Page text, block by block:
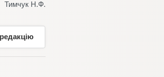
Тимчук Н.Ф.